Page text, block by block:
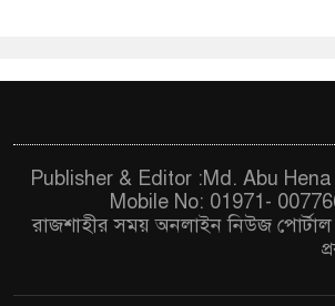
Publisher & Editor :Md. Abu
Mobile No: 01971-
রাজশাহীর সময় অনলাইন নিউজ